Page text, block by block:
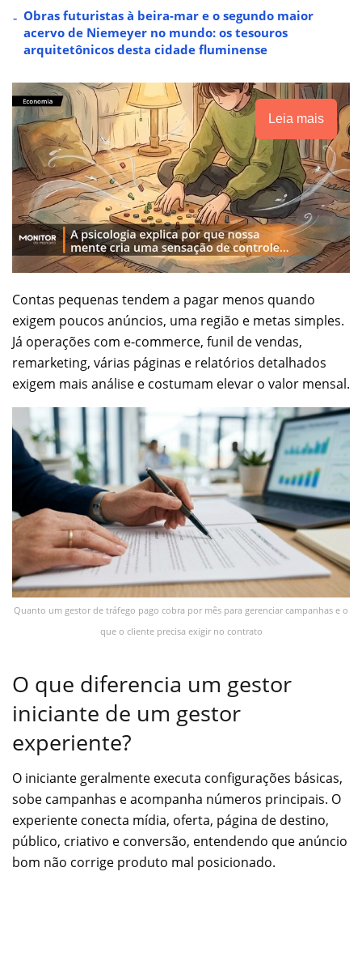
Obras futuristas à beira-mar e o segundo maior
acervo de Niemeyer no mundo: os tesouros
arquitetônicos desta cidade fluminense
Leia mais
Contas pequenas tendem a pagar menos quando
exigem poucos anúncios, uma região e metas simples.
Já operações com e-commerce, funil de vendas,
remarketing, várias páginas e relatórios detalhados
exigem mais análise e costumam elevar o valor mensal.
Quanto um gestor de tráfego pago cobra por mês para gerenciar campanhas e o
que o cliente precisa exigir no contrato
O que diferencia um gestor
iniciante de um gestor
experiente?
O iniciante geralmente executa configurações básicas,
sobe campanhas e acompanha números principais. O
experiente conecta mídia, oferta, página de destino,
público, criativo e conversão, entendendo que anúncio
bom não corrige produto mal posicionado.